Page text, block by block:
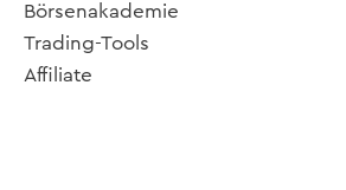
Börsenakademie
Trading-Tools
Affiliate